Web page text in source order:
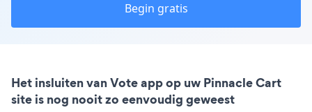
Begin gratis
Het insluiten van Vote app op uw Pinnacle Cart
site is nog nooit zo eenvoudig geweest